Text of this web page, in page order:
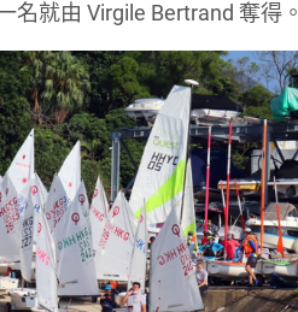
名就由 Virgile Bertrand 奪得。